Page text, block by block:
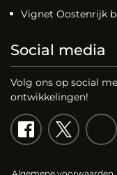
Vignet Oostenrijk
Social media
Volg ons op social
ontwikkelingen!